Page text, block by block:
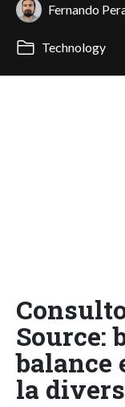
Fernando
Technology
Source:
balance
la